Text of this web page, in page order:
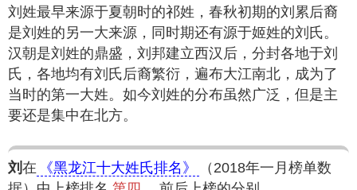
刘姓最早来源于夏朝时的祁姓，春秋初期的刘累后裔
是刘姓的另一大来源，同时期还有源于姬姓的刘氏。
汉朝是刘姓的鼎盛，刘邦建立西汉后，分封各地于刘
氏，各地均有刘氏后裔繁衍，遍布大江南北，成为了
当时的第一大姓。如今刘姓的分布虽然广泛，但是主
要还是集中在北方。
刘 在 《黑龙江十大姓氏排名》
（2018年一月榜单数